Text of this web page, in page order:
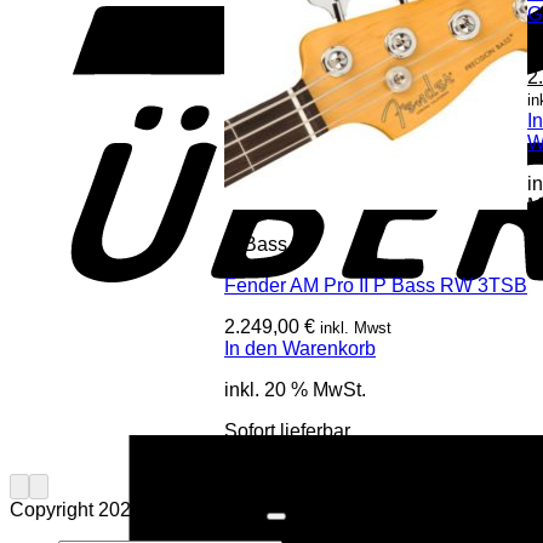
E-Bass
Fender AM Pro II P Bass RW 3TSB
2.249,00€ inkl. Mwst
In den Warenkorb
inkl. 20 % MwSt.
Sofort lieferbar
Copyright 2026 ©